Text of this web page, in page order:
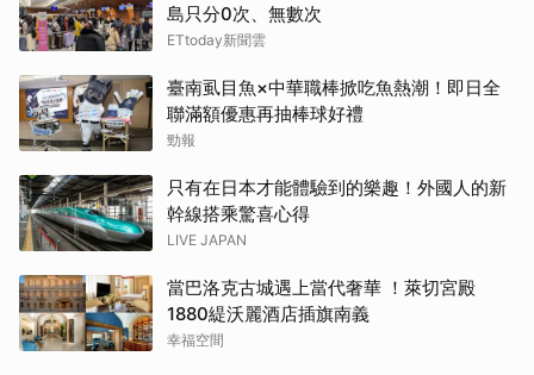
島只分0次、無數次
ETtoday新聞雲
臺南虱目魚×中華職棒掀吃魚熱潮！即日全
聯滿額優惠再抽棒球好禮
勁報
只有在日本才能體驗到的樂趣！外國人的新
幹線搭乘驚喜心得
LIVE JAPAN
當巴洛克古城遇上當代奢華 ！萊切宮殿
1880緹沃麗酒店插旗南義
幸福空間